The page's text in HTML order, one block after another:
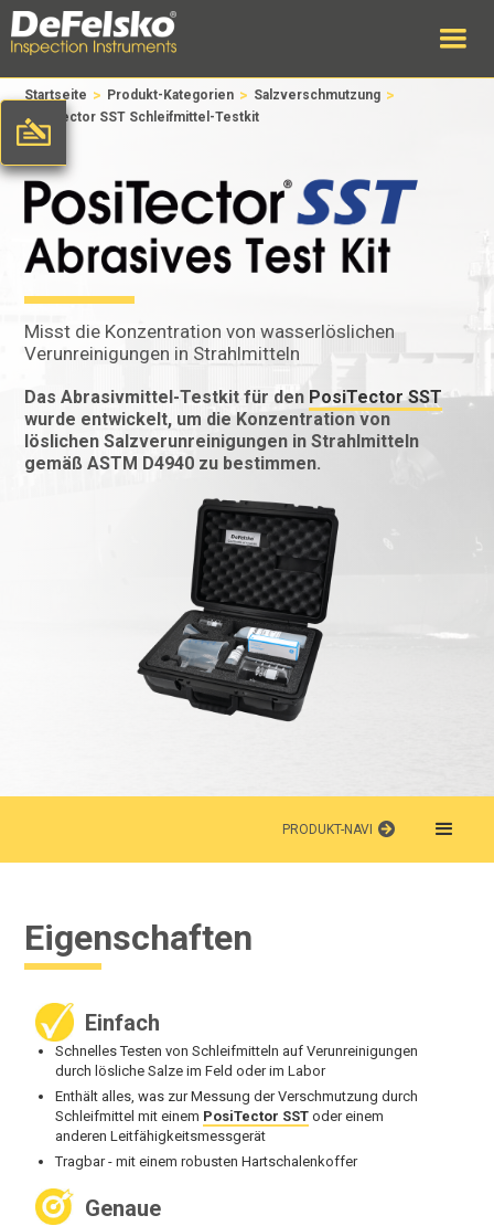
Startseite > Produkt-Kategorien > Salzverschmutzung >
PosiTector SST Schleifmittel-Testkit
Misst die Konzentration von wasserlöslichen
Verunreinigungen in Strahlmitteln
Das Abrasivmittel-Testkit für den PosiTector SST
wurde entwickelt, um die Konzentration von
löslichen Salzverunreinigungen in Strahlmitteln
gemäß ASTM D4940 zu bestimmen.
PRODUKT-NAVI
Eigenschaften
Einfach
Schnelles Testen von Schleifmitteln auf Verunreinigungen
durch lösliche Salze im Feld oder im Labor
Enthält alles, was zur Messung der Verschmutzung durch
Schleifmittel mit einem PosiTector SST oder einem
anderen Leitfähigkeitsmessgerät
Tragbar - mit einem robusten Hartschalenkoffer
Genaue